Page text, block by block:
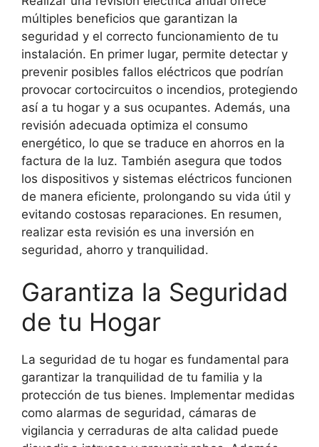
múltiples beneficios que garantizan la
seguridad y el correcto funcionamiento de tu
instalación. En primer lugar, permite detectar y
prevenir posibles fallos eléctricos que podrían
provocar cortocircuitos o incendios, protegiendo
así a tu hogar y a sus ocupantes. Además, una
revisión adecuada optimiza el consumo
energético, lo que se traduce en ahorros en la
factura de la luz. También asegura que todos
los dispositivos y sistemas eléctricos funcionen
de manera eficiente, prolongando su vida útil y
evitando costosas reparaciones. En resumen,
realizar esta revisión es una inversión en
seguridad, ahorro y tranquilidad.
Garantiza la Seguridad
de tu Hogar
La seguridad de tu hogar es fundamental para
garantizar la tranquilidad de tu familia y la
protección de tus bienes. Implementar medidas
como alarmas de seguridad, cámaras de
vigilancia y cerraduras de alta calidad puede